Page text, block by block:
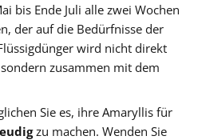
bis Ende Juli alle zwei Wochen
der auf die Bedürfnisse der
wird nicht direkt
zusammen mit dem
Sie es, ihre Amaryllis für
zu machen. Wenden Sie